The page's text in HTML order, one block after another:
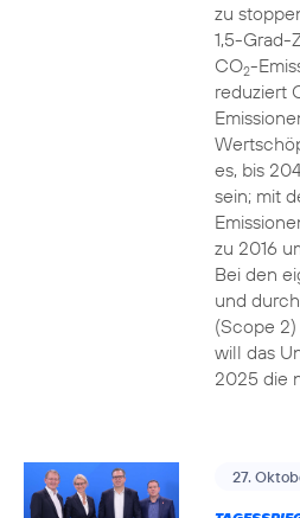
zu
1,5-Grad-
CO2-
reduziert
es, bis
sein; mit
zu 2016
Bei den
und
(Scope
will das
2025 die
27.